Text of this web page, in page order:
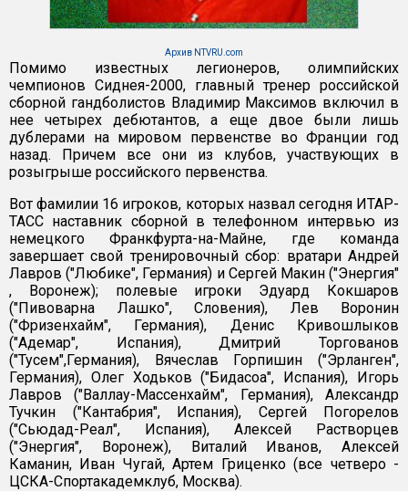
Архив NTVRU.com
Помимо известных легионеров, олимпийских
чемпионов Сиднея-2000, главный тренер российской
сборной гандболистов Владимир Максимов включил в
нее четырех дебютантов, а еще двое были лишь
дублерами на мировом первенстве во Франции год
назад. Причем все они из клубов, участвующих в
розыгрыше российского первенства.
Вот фамилии 16 игроков, которых назвал сегодня ИТАР-
ТАСС наставник сборной в телефонном интервью из
немецкого Франкфурта-на-Майне, где команда
завершает свой тренировочный сбор: вратари Андрей
Лавров ("Любике", Германия) и Сергей Макин ("Энергия"
, Воронеж); полевые игроки Эдуард Кокшаров
("Пивоварна Лашко", Словения), Лев Воронин
("Фризенхайм", Германия), Денис Кривошлыков
("Адемар", Испания), Дмитрий Торгованов
("Тусем",Германия), Вячеслав Горпишин ("Эрланген",
Германия), Олег Ходьков ("Бидасоа", Испания), Игорь
Лавров ("Валлау-Массенхайм", Германия), Александр
Тучкин ("Кантабрия", Испания), Сергей Погорелов
("Сьюдад-Реал", Испания), Алексей Растворцев
("Энергия", Воронеж), Виталий Иванов, Алексей
Каманин, Иван Чугай, Артем Гриценко (все четверо -
ЦСКА-Спортакадемклуб, Москва).